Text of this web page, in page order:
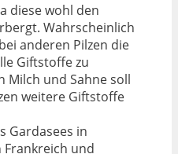
diese wohl den
Wahrscheinlich
anderen Pilzen die
Giftstoffe zu
Milch und Sahne soll
weitere Giftstoffe
Gardasees in
und